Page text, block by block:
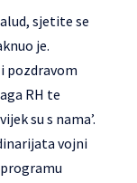
sjetite se
je.
pozdravom
RH te
su s nama’.
vojni